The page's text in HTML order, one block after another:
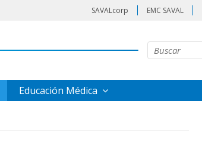
SAVALcorp EMC SAVAL
Educación Médica